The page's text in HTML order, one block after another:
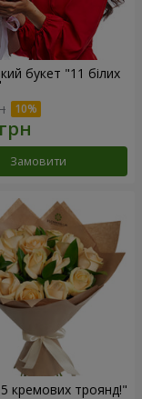
букет "11 білих
Замовити
кремових троянд!"